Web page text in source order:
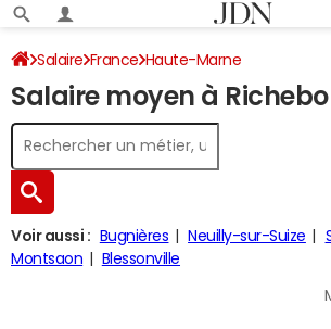
Salaire France Haute-Marne
Salaire moyen à
Voir aussi : Bugnières Neuilly-sur-Suize
Montsaon
Blessonville